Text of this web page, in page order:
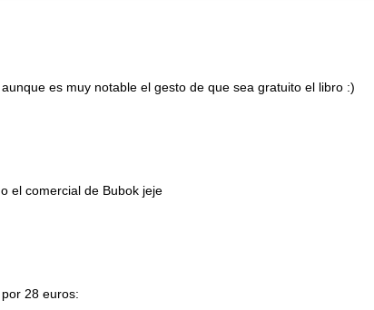
es muy notable el gesto de que sea gratuito el libro :)
el comercial de Bubok jeje
28 euros: